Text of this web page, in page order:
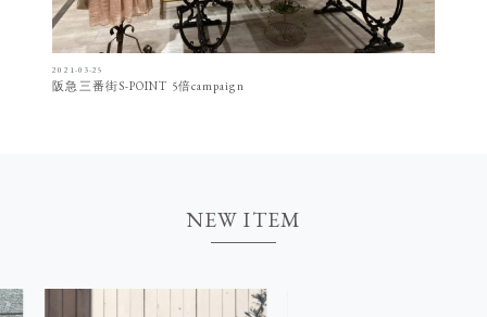
2021-03-25
阪急三番街S-POINT 5倍campaign
NEW ITEM